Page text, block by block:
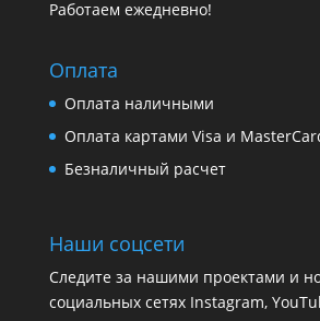
Работаем ежедневно!
Оплата
Оплата наличными
Оплата картами Visa и
Безналичный расчет
Наши соцсети
Следите за нашими проектами и
социальных сетях Instagram,